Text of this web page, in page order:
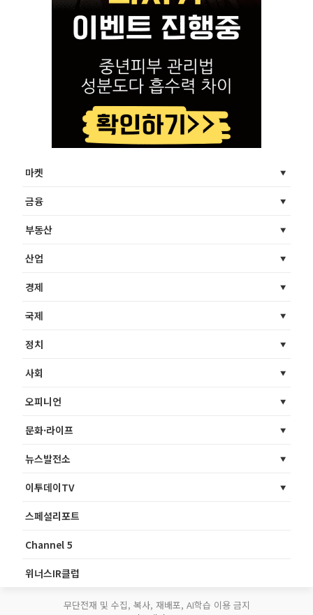
마켓
금융
부동산
산업
경제
국제
정치
사회
오피니언
문화·라이프
뉴스발전소
이투데이TV
스페셜리포트
Channel 5
위너스IR클럽
무단전재 및 수집, 복사, 재배포, AI학습 이용 금지